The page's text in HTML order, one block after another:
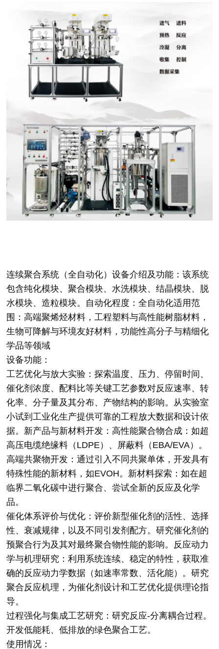
连续聚合系统（全自动化）设备介绍及功能：该系统
包含纯化模块、聚合模块、水洗模块、结晶模块、脱
水模块、造粒模块。自动化程度：全自动化适用范
围：高端聚烯烃材料，工程塑料与高性能树脂材料，
生物可降解与环境友好材料，功能性高分子与精细化
学品等领域
设备功能：
工艺优化与放大实验：探索温度、压力、停留时间、
催化剂浓度、配料比等关键工艺参数对反应速率、转
化率、分子量及其分布、产物结构的影响。从实验室
小试到工业化生产提供可靠的工程放大数据和设计依
据。新产品与新材料开发：高性能聚合物合成：如超
高压电缆绝缘料（LDPE）、屏蔽料（EBA/EVA）。
高端共聚物开发：通过引入不同共聚单体，开发具有
特殊性能的新材料，如EVOH。新材料探索：如在超
临界二氧化碳中进行聚合、尝试全新的反应及化学
品。
催化体系评价与优化：评价新型催化剂的活性、选择
性、衰减规律，以及不同引发剂配方。研究催化剂的
预聚合行为及其对最终聚合物性能的影响。反应动力
学与机理研究：利用系统连续、稳定的特性，获取准
确的反应动力学数据（如速率常数、活化能）。研究
聚合反应机理，为催化剂设计和工艺优化提供理论指
导。
过程强化与集成工艺研究：研究反应-分离耦合过程。
开发低能耗、低排放的绿色聚合工艺。
使用情况：